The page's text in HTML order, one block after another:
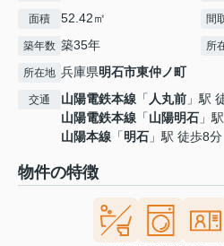
面積 52.42㎡ 間
築年数 築35年 所
所在地 兵庫県明石市東仲ノ町
交通 山陽電鉄本線 「 人丸前 」駅
山陽電鉄本線 「山陽明石 」
山陽本線 「明石 」駅 徒歩8分
物件の特徴